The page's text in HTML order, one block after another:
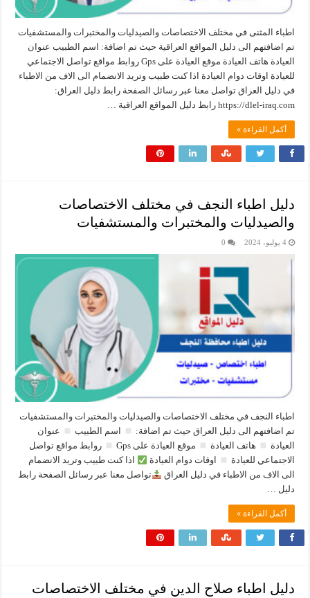
اطباء المثنى في مختلف الاختصاصات والصيدليات والمختبرات والمستشفيات
تم اضافتهم الى دليل المواقع العراقية حيث تم اضافة: اسم الطبيب عنوان
العيادة هاتف العيادة موقع العيادة على Gps روابط مواقع تواصل الاجتماعي
للعيادة اوقات دوام العيادة اذا كنت طبيب وتريد الانضمام الى الاف من الاطباء
في دليل العراق تواصل معنا عبر رسائل الصفحة رابط دليل العراق:
أكمل القراءة »
دليل اطباء النجف في مختلف الاختصاصات
والصيدليات والمختبرات والمستشفيات
4 يوليو، 2024 0
اطباء النجف في مختلف الاختصاصات والصيدليات والمختبرات والمستشفيات
تم اضافتهم الى دليل العراق حيث تم اضافة:
اسم الطبيب
عنوان
العيادة
هاتف العيادة موقع العيادة على Gps
روابط مواقع تواصل
الاجتماعي للعيادة
اوقات دوام العيادة
اذا كنت طبيب وتريد الانضمام
الى الاف من الاطباء في دليل العراق
تواصل معنا عبر رسائل الصفحة رابط
دليل …
أكمل القراءة »
دليل اطباء صلاح الدين في مختلف الاختصاصات